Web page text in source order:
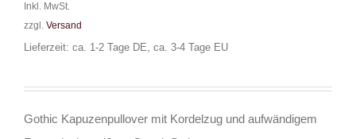
Inkl. MwSt.
zzgl. Versand
Lieferzeit: ca. 1-2 Tage DE, ca. 3-4 Tage EU
Gothic Kapuzenpullover mit Kordelzug und aufwändigem